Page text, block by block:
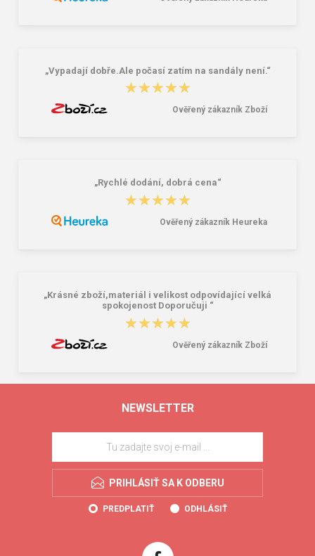
„Vypadají dobře.Ale počasí zatím na sandály není.“
★★★★★
★★★★★
Ověřený zákazník Zboží
„Rychlé dodání, dobrá cena“
★★★★★
★★★★★
Ověřený zákazník Heureka
„Krásné zboží,materiál i velikost odpovídající velká
spokojenost Doporučuji “
★★★★★
★★★★★
Ověřený zákazník Zboží
NEWSLETTER
PRIHLÁSIŤ SA K ODBERU
PREDPLATIŤ ODHLÁSIŤ